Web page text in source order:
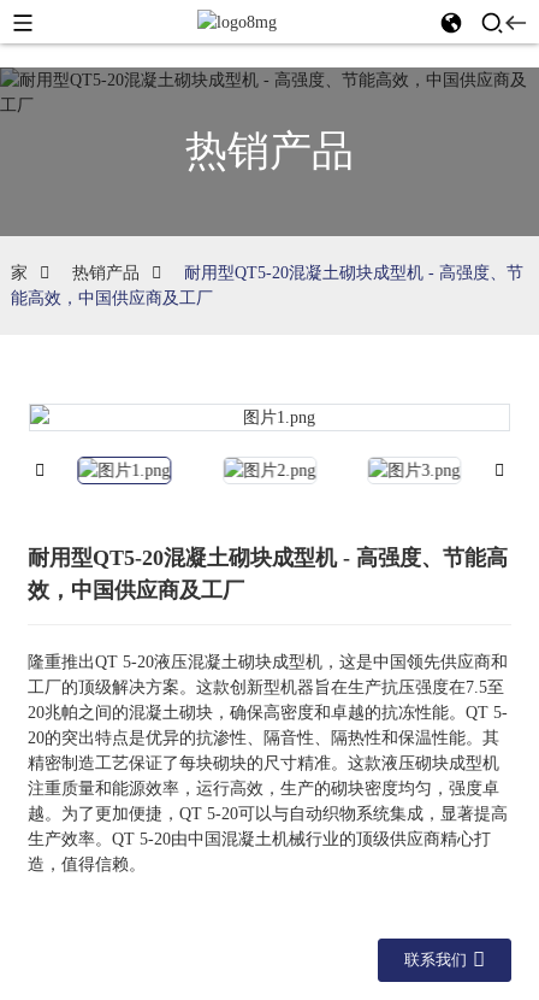
热销产品
家 热销产品
耐用型QT5-20混凝土砌块成型机 - 高强度、节
能高效，中国供应商及工厂
耐用型QT5-20混凝土砌块成型机 - 高强度、节能高
效，中国供应商及工厂
隆重推出QT 5-20液压混凝土砌块成型机，这是中国领先供应商和
工厂的顶级解决方案。这款创新型机器旨在生产抗压强度在7.5至
20兆帕之间的混凝土砌块，确保高密度和卓越的抗冻性能。QT 5-
20的突出特点是优异的抗渗性、隔音性、隔热性和保温性能。其
精密制造工艺保证了每块砌块的尺寸精准。这款液压砌块成型机
注重质量和能源效率，运行高效，生产的砌块密度均匀，强度卓
越。为了更加便捷，QT 5-20可以与自动织物系统集成，显著提高
生产效率。QT 5-20由中国混凝土机械行业的顶级供应商精心打
造，值得信赖。
联系我们